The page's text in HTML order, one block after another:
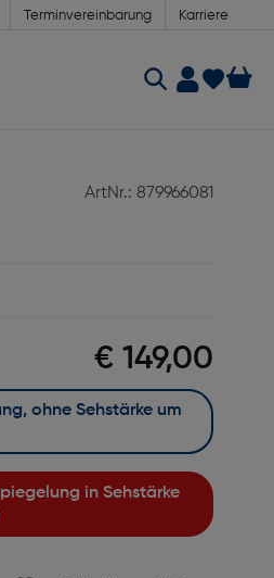
Terminvereinbarung Karriere
ArtNr.: 879966081
€ 149,00